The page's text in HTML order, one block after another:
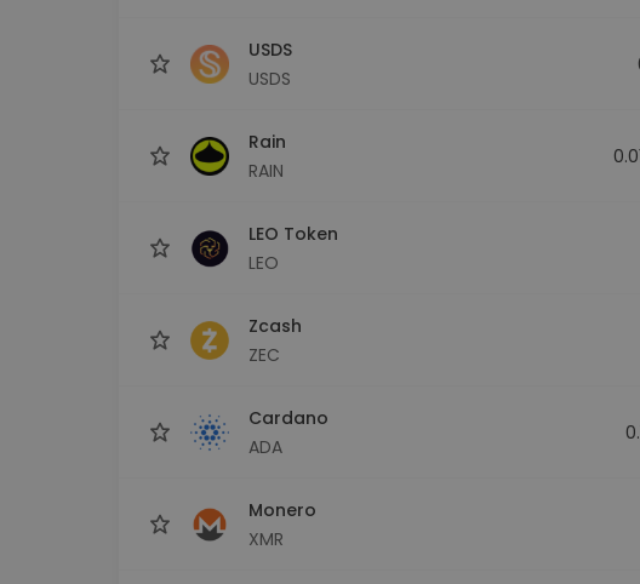
USDS
USDS
Rain
RAIN
LEO Token
LEO
Zcash
ZEC
Cardano
ADA
Monero
XMR